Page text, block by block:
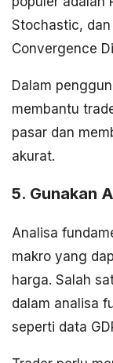
Stochastic,
Convergence
Dalam
membantu
pasar dan
akurat.
5. Gunakan
Analisa
makro yang
harga. Salah
dalam analisa
seperti data